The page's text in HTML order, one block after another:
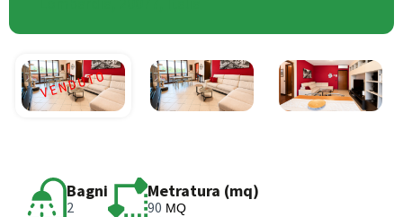
Bagni
2
Metratura (mq)
90 MQ